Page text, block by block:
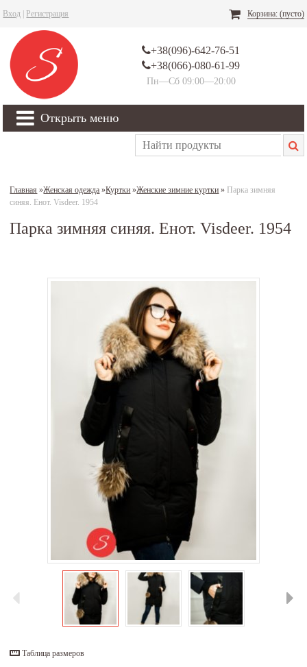
Вход Регистрация Корзина: (пусто)
+38(096)-642-76-51
+38(066)-080-61-99
Пн—Сб 09:00—20:00
Открыть меню
Главная »Женская одежда »Куртки »Женские зимние куртки » Парка зимняя
синяя. Енот. Visdeer. 1954
Парка зимняя синяя. Енот. Visdeer. 1954
Таблица размеров